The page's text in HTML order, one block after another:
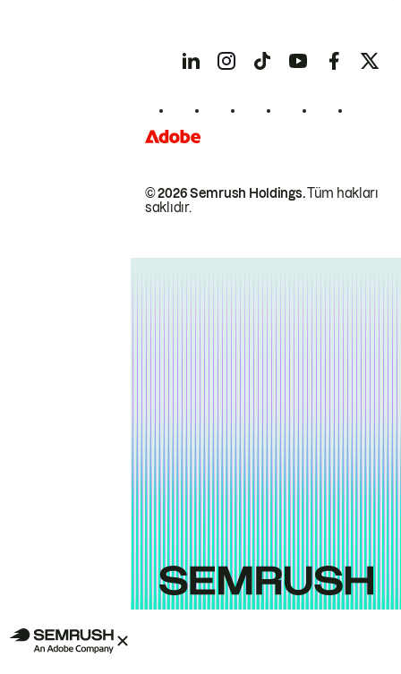
© 2026 Semrush Holdings.Tüm hakları
saklıdır.